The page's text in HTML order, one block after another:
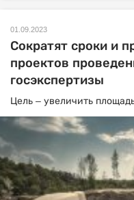
01.09.2023
Сократят сроки и
проектов
госэкспертизы
Цель – увеличить